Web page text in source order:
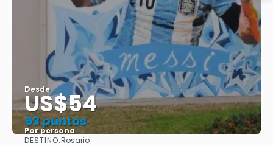
Desde
US$54
53 puntos
Por persona
DESTINO:Rosario